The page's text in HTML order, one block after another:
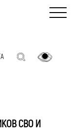
СВО И